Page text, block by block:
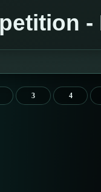
-
3 4